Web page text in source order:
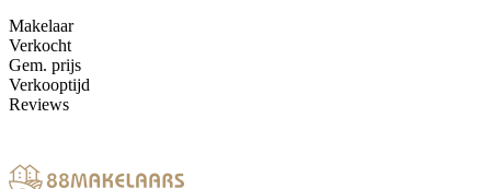
Makelaar
Verkocht
Gem. prijs
Verkooptijd
Reviews